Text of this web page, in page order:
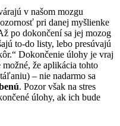
v našom mozgu
pri danej myšlienke
po dokončení sa jej mozog
to-do listy, lebo presúvajú
Dokončenie úlohy je vraj
že aplikácia tohto
– nie nadarmo sa
. Pozor však na stres
úlohy, ak ich bude